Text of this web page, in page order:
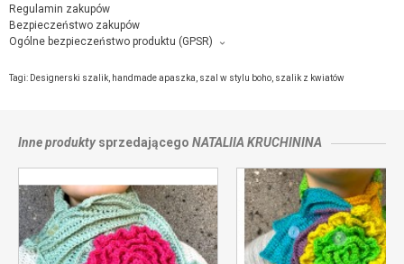
Regulamin zakupów
Bezpieczeństwo zakupów
Ogólne bezpieczeństwo produktu (GPSR)
Nataliia Kruchinina, Wietrzna 33 , 53-024 Wrocław, kontakt ze sprzedającym
Tagi: Designerski szalik handmade apaszka szal w stylu boho szalik z kwiatów
Inne produktysprzedającego NATALIIA KRUCHININA